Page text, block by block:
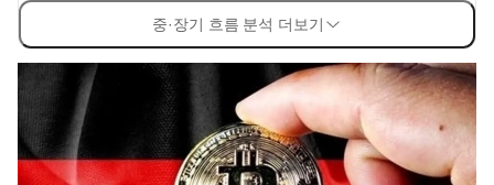
중·장기 흐름 분석 더보기